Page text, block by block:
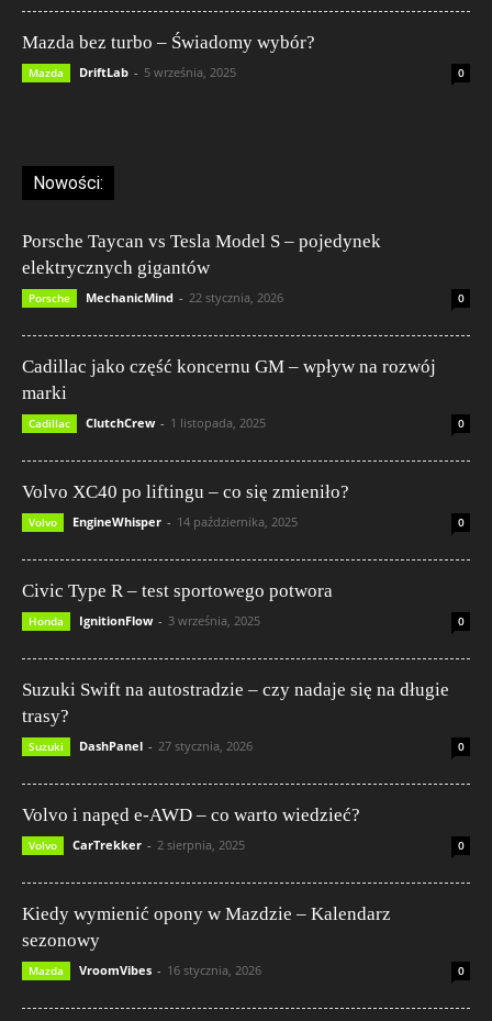
Mazda bez turbo – Świadomy wybór?
Mazda DriftLab - 5 września, 2025 0
Nowości:
Porsche Taycan vs Tesla Model S – pojedynek
elektrycznych gigantów
Porsche MechanicMind - 22 stycznia, 2026 0
Cadillac jako część koncernu GM – wpływ na rozwój
marki
Cadillac ClutchCrew - 1 listopada, 2025 0
Volvo XC40 po liftingu – co się zmieniło?
Volvo EngineWhisper - 14 października, 2025 0
Civic Type R – test sportowego potwora
Honda IgnitionFlow - 3 września, 2025 0
Suzuki Swift na autostradzie – czy nadaje się na długie
trasy?
Suzuki DashPanel - 27 stycznia, 2026 0
Volvo i napęd e-AWD – co warto wiedzieć?
Volvo CarTrekker - 2 sierpnia, 2025 0
Kiedy wymienić opony w Mazdzie – Kalendarz
sezonowy
Mazda VroomVibes - 16 stycznia, 2026 0